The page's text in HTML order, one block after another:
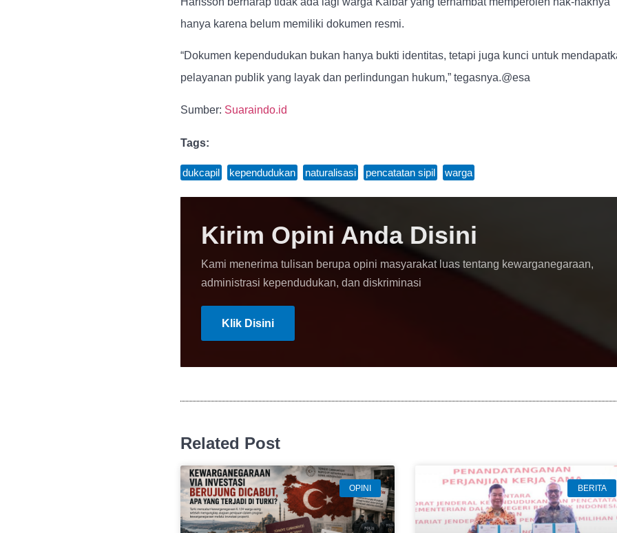
hanya karena belum memiliki dokumen resmi.
“Dokumen kependudukan bukan hanya bukti identitas, tetapi juga kunci untuk
pelayanan publik yang layak dan perlindungan hukum,” tegasnya.@esa
Sumber: Suaraindo.id
Tags:
dukcapil kependudukan naturalisasi pencatatan sipil warga
Kirim Opini Anda Disini
Kami menerima tulisan berupa opini masyarakat luas tentang kewarganegaraan,
administrasi kependudukan, dan diskriminasi
Klik Disini
Related Post
OPINI BERITA